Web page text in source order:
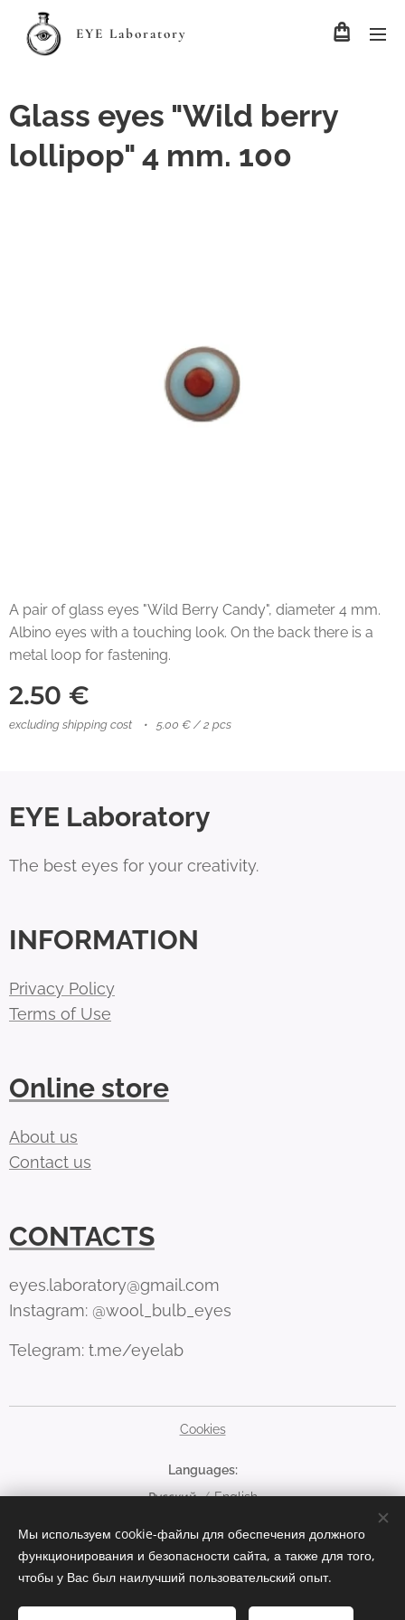
EYE Laboratory
Glass eyes "Wild berry
lollipop" 4 mm. 100
A pair of glass eyes "Wild Berry Candy", diameter 4 mm.
Albino eyes with a touching look. On the back there is a
metal loop for fastening.
2.50 €
excluding shipping cost 5.00 € / 2 pcs
EYE Laboratory
The best eyes for your creativity.
INFORMATION
Privacy Policy
Terms of Use
Online store
About us
Contact us
CONTACTS
eyes.laboratory@gmail.com
Instagram: @wool_bulb_eyes
Telegram: t.me/eyelab
Cookies
Languages
Русский
English
Currency
EUR €
RUB руб USD $
Мы используем cookie-файлы для обеспечения должного
функционирования и безопасности сайта, а также для того,
чтобы у Вас был наилучший пользовательский опыт.